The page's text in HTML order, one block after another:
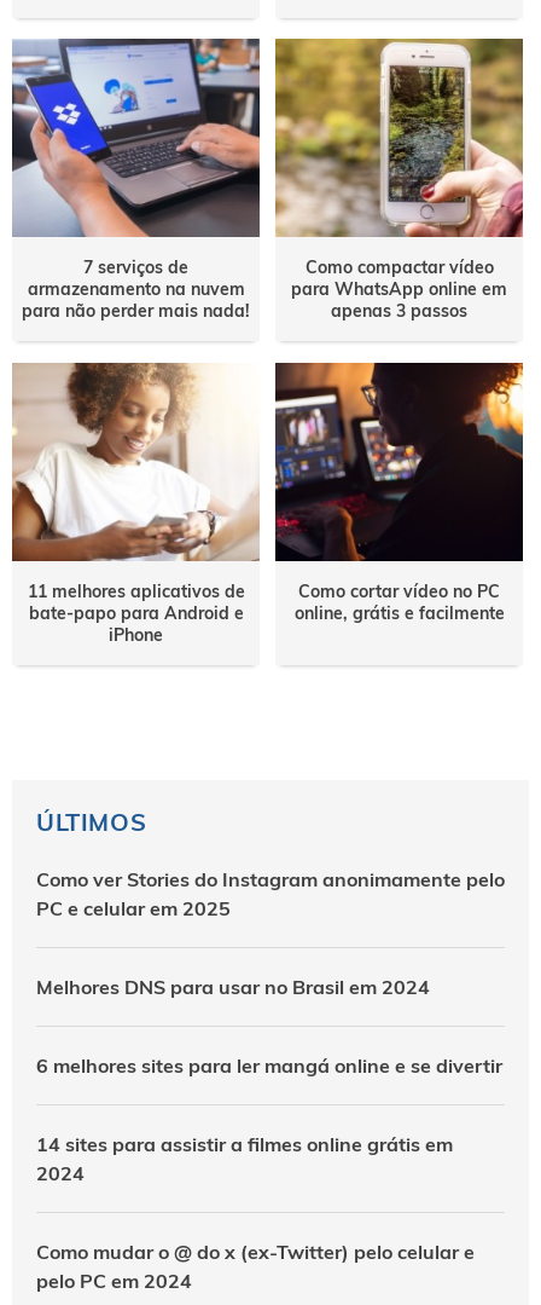
7 serviços de
armazenamento na nuvem
para não perder mais nada!
Como compactar vídeo
para WhatsApp online em
apenas 3 passos
11 melhores aplicativos de
bate-papo para Android e
iPhone
Como cortar vídeo no PC
online, grátis e facilmente
ÚLTIMOS
Como ver Stories do Instagram anonimamente pelo
PC e celular em 2025
Melhores DNS para usar no Brasil em 2024
6 melhores sites para ler mangá online e se divertir
14 sites para assistir a filmes online grátis em
2024
Como mudar o @ do x (ex-Twitter) pelo celular e
pelo PC em 2024